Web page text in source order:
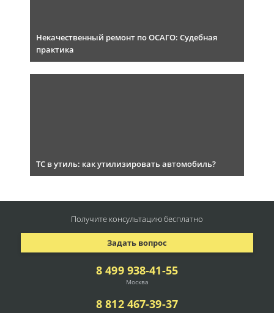
Некачественный ремонт по ОСАГО: Судебная
практика
ТС в утиль: как утилизировать автомобиль?
8 499 938-41-55
Москва
8 812 467-39-37
Задать вопрос
Получите консультациюбесплатно